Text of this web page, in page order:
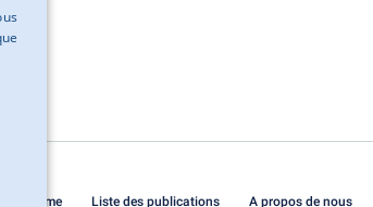
Home Liste des publications A propos de nous